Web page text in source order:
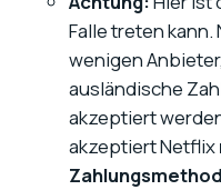
Falle treten
wenigen
ausländische
akzeptiert
akzeptiert Netflix